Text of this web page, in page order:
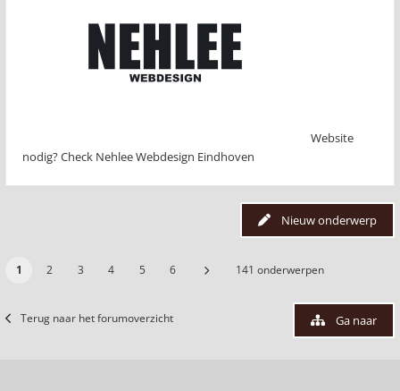
Website
nodig? Check Nehlee Webdesign Eindhoven
Nieuw onderwerp
1 2 3 4 5 6 141 onderwerpen
Terug naar het forumoverzicht Ga naar